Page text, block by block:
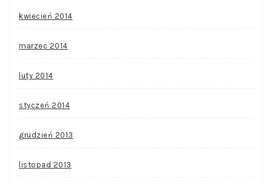
kwiecień 2014
marzec 2014
luty 2014
styczeń 2014
grudzień 2013
listopad 2013